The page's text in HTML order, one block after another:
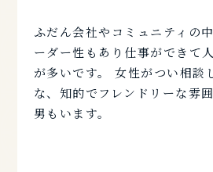
ふだん会社やコミュニティの
ーダー性もあり仕事ができて
が多いです。 女性がつい相談
な、知的でフレンドリーな雰
男もいます。